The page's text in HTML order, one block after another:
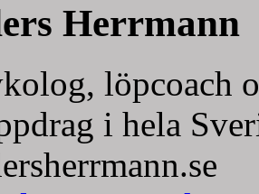
Herrmann
löpcoach
i hela